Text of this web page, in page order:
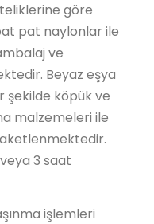
göre
pat naylonlar ile
ve
Beyaz eşya
şekilde köpük ve
malzemeleri ile
3 saat
işlemleri